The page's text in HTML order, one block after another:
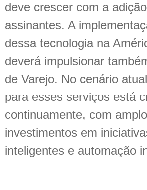
deve crescer com a
assinantes. A
dessa tecnologia na
deverá impulsionar
de Varejo. No cenário
para esses serviços está
continuamente, com
investimentos em
inteligentes e automação